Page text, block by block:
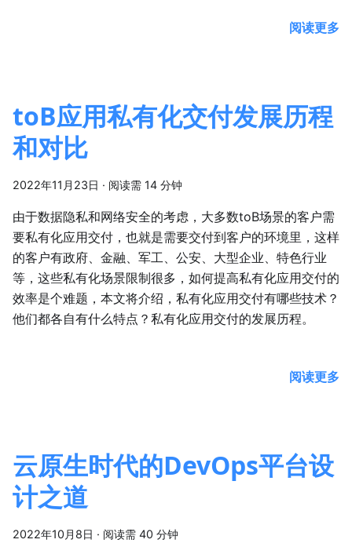
阅读更多
toB应用私有化交付发展历程
和对比
2022年11月23日 · 阅读需 14 分钟
由于数据隐私和网络安全的考虑，大多数toB场景的客户需
要私有化应用交付，也就是需要交付到客户的环境里，这样
的客户有政府、金融、军工、公安、大型企业、特色行业
等，这些私有化场景限制很多，如何提高私有化应用交付的
效率是个难题，本文将介绍，私有化应用交付有哪些技术？
他们都各自有什么特点？私有化应用交付的发展历程。
阅读更多
云原生时代的DevOps平台设
计之道
2022年10月8日 · 阅读需 40 分钟